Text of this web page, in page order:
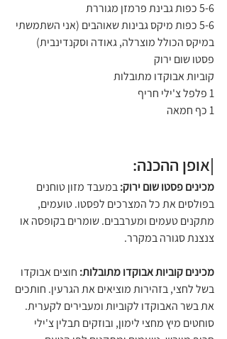
5-6 כפות גבינת פרמזן מגוררת
5-6 כפות מיקס גבינות שאוהבים (אני השתמשתי
במיקס הכולל מוצרלה, גאודה וסקנדינבית)
פסטו שום ירוק
קוביות אבוקדו מתובלות
1 פלפל צ'ילי חריף
1 כף חמאה
|אופן ההכנה:
מכינים פסטו שום ירוק: במעבד מזון טוחנים
בפולסים את כל המצרכים לפסטו. טועמים,
מתקנים טעמים ומערבבים. שומרים בקופסה או
צנצנת סגורה במקרר.
מכינים קוביות אבוקדו מתובלות: חוצים אבוקדו
בשל לחצי, בזהירות מוציאים את הגרעין. חותכים
את בשר האבוקדו לקוביות ומעבירים לקערית.
סוחטים מיץ מחצי לימון, ובוזקים תבלין צ'ילי